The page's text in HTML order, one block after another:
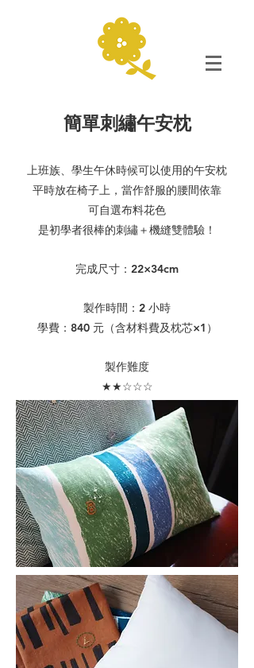
簡單刺繡午安枕
上班族、學生午休時候可以使用的午安枕
平時放在椅子上，當作舒服的腰間依靠
​可自選布料花色
是初學者很棒的刺繡＋機縫雙體驗！
完成尺寸：22×34cm
製作時間：2 小時
學費：840 元（含材料費及枕芯×1）
​製作難度
★★☆☆☆